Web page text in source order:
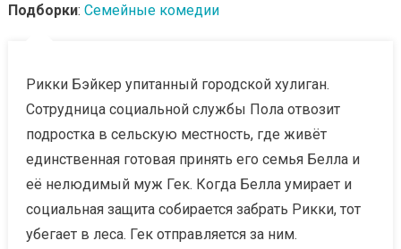
Подборки: Семейные комедии
Рикки Бэйкер упитанный городской хулиган.
Сотрудница социальной службы Пола отвозит
подростка в сельскую местность, где живёт
единственная готовая принять его семья Белла и
её нелюдимый муж Гек. Когда Белла умирает и
социальная защита собирается забрать Рикки, тот
убегает в леса. Гек отправляется за ним.